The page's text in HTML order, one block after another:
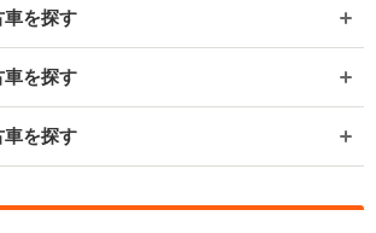
車を探す
車を探す
車を探す